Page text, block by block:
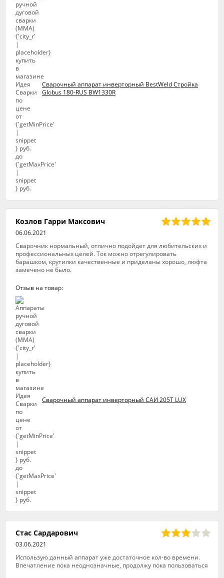
Сварочный аппарат инверторный BestWeld Стройка
Globus 180-RUS BW1330R
Козлов Гарри Максович
06.06.2021
Сварочник нормальный, отлично подойдет для любительских и
профессиональных целей. Ток можно отрегулировать
барашком, крутилки качественные и приделаны хорошо, люфта
замечено не было.
Отзыв на товар:
Сварочный аппарат инверторный САИ 205Т LUX
Стас Сардарович
03.06.2021
Использую данный аппарат уже достаточное кол-во времени.
Впечатление пока неоднозначные, продолжу пока пользоваться